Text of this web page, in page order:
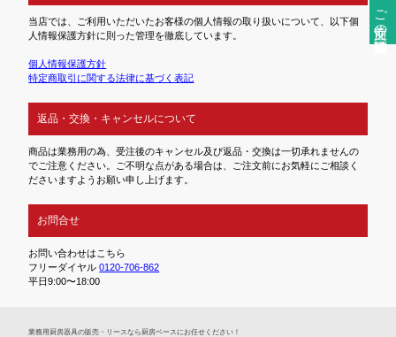
ご注文前の確認事項
当店では、ご利用いただいたお客様の個人情報の取り扱いについて、以下個
人情報保護方針に則った管理を徹底しています。
個人情報保護方針
特定商取引に関する法律に基づく表記
返品・交換・キャンセルについて
商品は業務用の為、受注後のキャンセル及び返品・交換は一切承れませんの
でご注意ください。ご不明な点がある場合は、ご注文前にお気軽にご相談く
ださいますようお願い申し上げます。
お問合せ
お問い合わせはこちら
フリーダイヤル0120-706-862
平日9:00〜18:00
業務⽤厨房器具の販売・リースなら厨房ベースにお任せください！